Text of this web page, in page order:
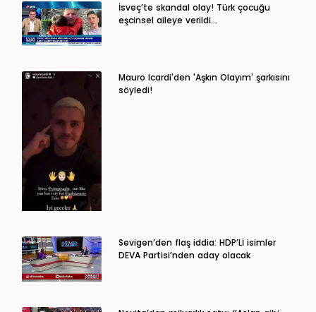
İsveç’te skandal olay! Türk çocuğu
eşcinsel aileye verildi…
Mauro Icardi'den 'Aşkın Olayım' şarkısını
söyledi!
Sevigen’den flaş iddia: HDP’Lİ isimler
DEVA Partisi’nden aday olacak